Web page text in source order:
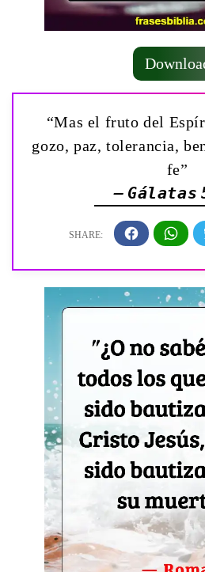
“Mas el fruto del
gozo, paz, tolerancia,
fe”
— Gálatas